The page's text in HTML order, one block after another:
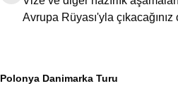
Avrupa Rüyası'yla
Polonya Danimarka Turu